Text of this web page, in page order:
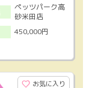
ペッツパーク高
砂米田店
450,000円
お気に入り